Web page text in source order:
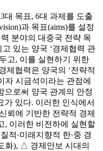
목표, 6대 과제를 도출
과 목표(aims)를 설정
분야의 대중국 전략 목
있는 양국 ‘경제협력 관
고, 이를 실현하기 위한
제협력은 양국의 ‘전략적
자 시금석이라는 관점에
으로써 양국 관계의 안정
가 있다. 이러한 인식에서
뢰에 기반한 전략적 경제
, 이러한 비전하에 실현할
적·미래지향적 한·중 경
화), △ 경제안보 시대의